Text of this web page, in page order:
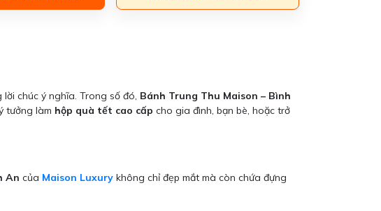
chúc ý nghĩa. Trong số đó, Bánh Trung Thu Maison – Bình
tưởng làm hộp quà tết cao cấp cho gia đình, bạn bè, hoặc trở
An của Maison Luxury không chỉ đẹp mắt mà còn chứa đựng